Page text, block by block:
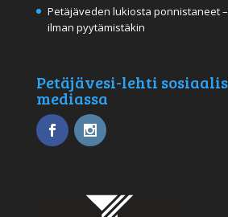
Petäjäveden lukiosta ponnistaneet
ilman pyytämistäkin
Petäjävesi-lehti
mediassa